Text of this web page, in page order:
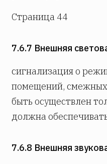
Страница 44
7.6.7 Внешняя
сигнализация о
помещений,
быть осуществлен
должна
7.6.8 Внешняя